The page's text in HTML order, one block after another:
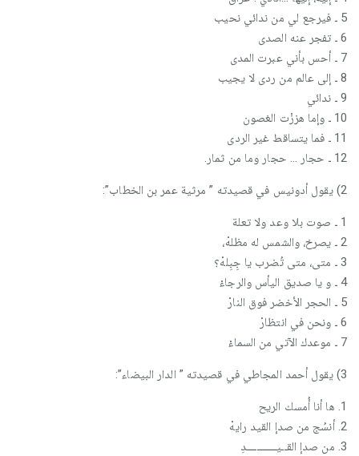
5 ـ فيرجع لي من ندائي نحيب
6 ـ تفجر عنه الصدى
7 ـ أحس بأني عبرت المدى
8 ـ إلى عالم من ردى لا يجيب
9 ـ ندائي
10 ـ وإما هززْت الغصون
11 ـ فما يتساقط غير الردى
12 ـ حجار … حجار وما من ثمار.
2) يقول أدونيس في قصيدته ” مرثية عمر بن الخطاب”:
1 ـ صوت بلا وعد ولا تعلة
2 ـ يصرخ، والشمس له مظلهْ،
3 ـ متى، متى تُضرب يا جِبِلهْ؟
4 ـ و يا صديق اليأس والرجاءْ
5 ـ الحجر الأخضر فوق النارْ
6 ـ ونحن في انتظارْ
7 ـ موعدك الآتي من السماءْ
3) يقول أحمد المجاطي في قصيدته ” الدار البيضاء”:
1. ها أنا أُمسك الريح
2. أنسُج من صدإ القيد رايهْ
3. من صدإ القــيــــــــــــدِ